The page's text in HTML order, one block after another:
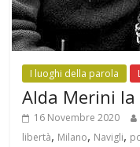
I luoghi della parola
Alda Merini la
16 Novembre 2020
libertà, Milano, Navigli,